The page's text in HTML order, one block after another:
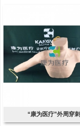
“康为医疗”外周穿刺